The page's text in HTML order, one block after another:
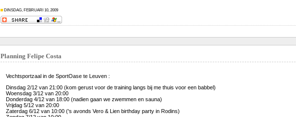
DINSDAG, FEBRUARI 10, 2009
Planning Felipe Costa
Vechtsportzaal in de SportOase te Leuven :
Dinsdag 2/12 van 21:00 (kom gerust voor de training langs bij me thuis voor een babbel)
Woensdag 3/12 van 20:00
Donderdag 4/12 van 18:00 (nadien gaan we zwemmen en sauna)
Vrijdag 5/12 van 20:00
Zaterdag 6/12 van 10:00 ('s avonds Vero & Lien birthday party in Rodins)